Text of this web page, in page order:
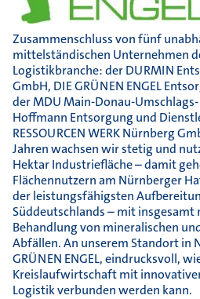
Zusammenschluss von fünf
mittelständischen Unternehmen
Logistikbranche: der DURMIN
GmbH, DIE GRÜNEN ENGEL
der MDU Main-Donau-
Hoffmann Entsorgung und
RESSOURCEN WERK Nürnberg
Jahren wachsen wir stetig und
Hektar Industriefläche – damit
Flächennutzern am Nürnberger
der leistungsfähigsten
Süddeutschlands – mit insgesamt
Behandlung von mineralischen
Abfällen. An unserem Standort in
GRÜNEN ENGEL, eindrucksvoll,
Kreislaufwirtschaft mit
Logistik verbunden werden kann.